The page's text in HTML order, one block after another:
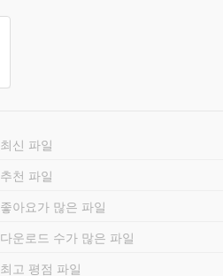
최신 파일
추천 파일
좋아요가 많은 파일
다운로드 수가 많은 파일
최고 평점 파일